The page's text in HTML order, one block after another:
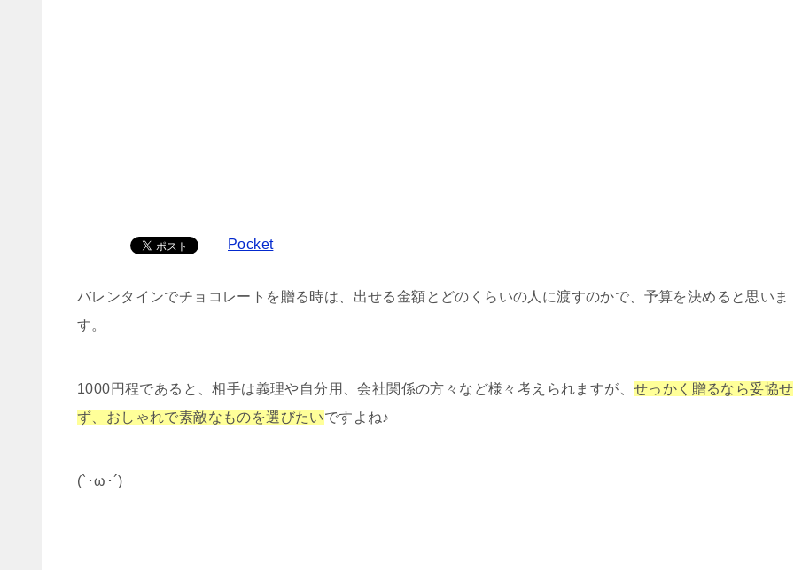
Pocket
バレンタインでチョコレートを贈る時は、出せる金額とどのくらいの人に渡すのかで、予算を決めると思いま
す。
1000円程であると、相手は義理や自分用、会社関係の方々など様々考えられますが、 せっかく贈るなら妥協せ
ず、おしゃれで素敵なものを選びたいですよね♪
(`･ω･´)